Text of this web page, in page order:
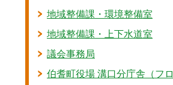
地域整備課・環境整備室
地域整備課・上下水道室
議会事務局
伯耆町役場 溝口分庁舎（フロ